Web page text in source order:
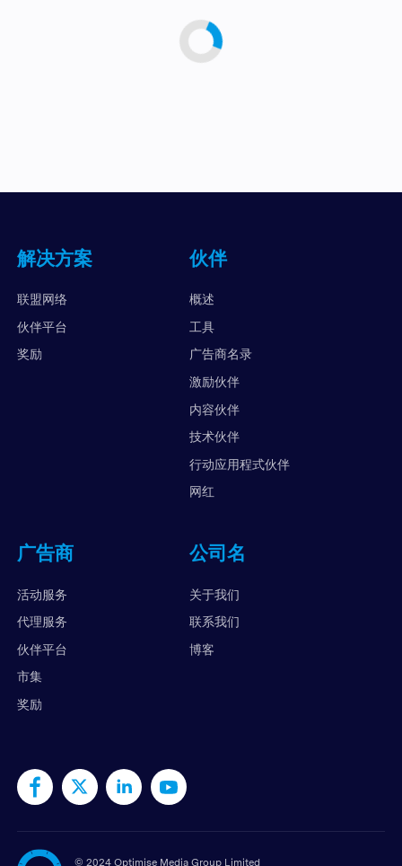
解决方案
联盟网络
伙伴平台
奖励
伙伴
概述
工具
广告商名录
激励伙伴
内容伙伴
技术伙伴
行动应用程式伙伴
网红
广告商
活动服务
代理服务
伙伴平台
市集
奖励
公司名
关于我们
联系我们
博客
© 2024 Optimise Media Group Limited